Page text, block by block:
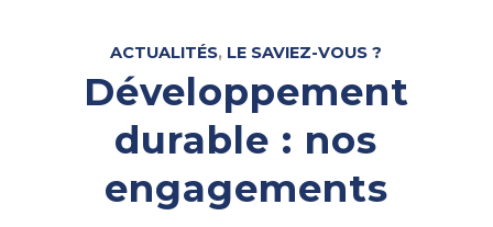
ACTUALITÉS, LE SAVIEZ-VOUS ?
Développement
durable : nos
engagements